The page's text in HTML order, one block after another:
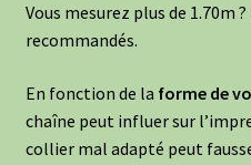
Vous mesurez plus de 1.70m
recommandés.
En fonction de la forme de
chaîne peut influer sur
collier mal adapté peut